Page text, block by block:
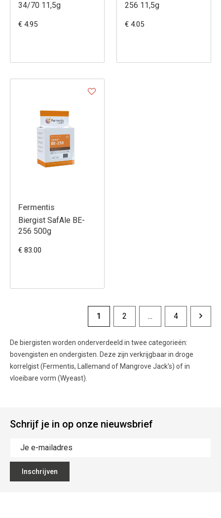
34/70 11,5g
€ 4.95
256 11,5g
€ 4.05
Fermentis
Biergist SafAle BE-
256 500g
€ 83.00
1 2 ... 4
De biergisten worden onderverdeeld in twee categorieën:
bovengisten en ondergisten. Deze zijn verkrijgbaar in droge
korrelgist (Fermentis, Lallemand of Mangrove Jack's) of in
vloeibare vorm (Wyeast).
Schrijf je in op onze nieuwsbrief
Inschrijven